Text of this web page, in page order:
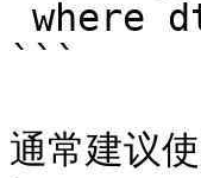
```
通常建